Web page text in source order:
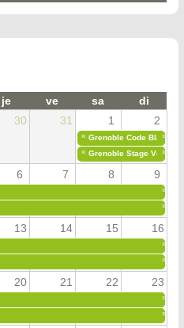
je ve sa
di
30 31 1 2
« Grenoble Code Blanc
»
« Grenoble Stage Vélo
»
6 7 8 9
»
»
13 14 15 16
»
»
20 21 22 23
»
»